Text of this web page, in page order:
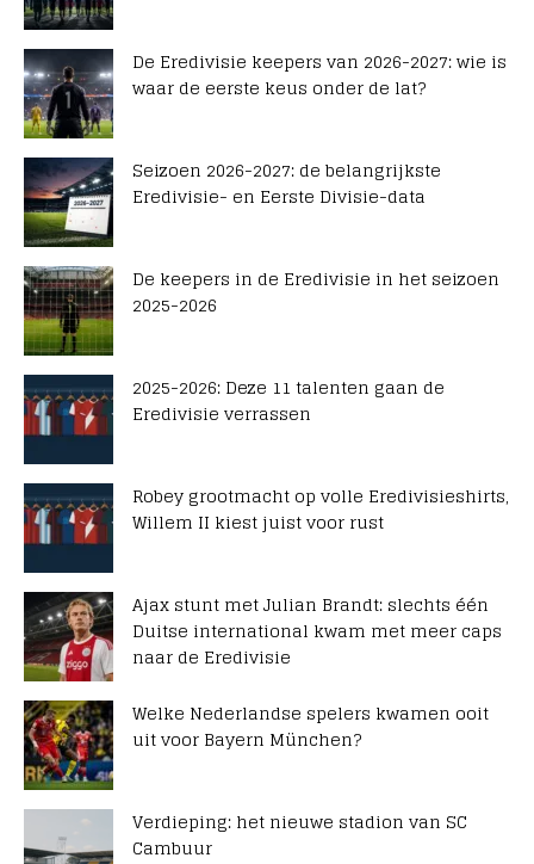
De Eredivisie keepers van 2026-2027: wie is
waar de eerste keus onder de lat?
Seizoen 2026-2027: de belangrijkste
Eredivisie- en Eerste Divisie-data
De keepers in de Eredivisie in het seizoen
2025-2026
2025-2026: Deze 11 talenten gaan de
Eredivisie verrassen
Robey grootmacht op volle Eredivisieshirts,
Willem II kiest juist voor rust
Ajax stunt met Julian Brandt: slechts één
Duitse international kwam met meer caps
naar de Eredivisie
Welke Nederlandse spelers kwamen ooit
uit voor Bayern München?
Verdieping: het nieuwe stadion van SC
Cambuur